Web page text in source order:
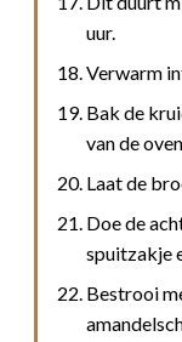
uur.
Verwarm
Bak de
van de
Laat de
Doe de
spuitzakje
Bestrooi